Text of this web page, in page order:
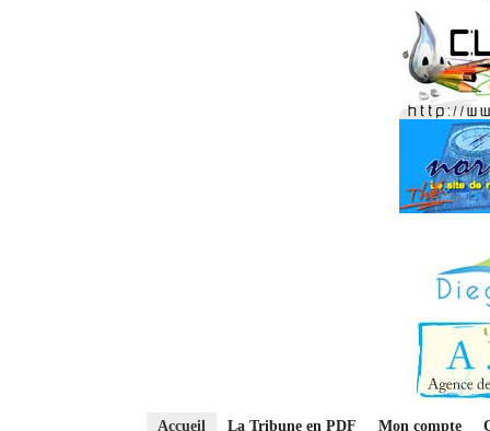
Accueil La Tribune en PDF Mon compte